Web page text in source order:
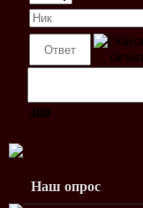
300
Наш опрос